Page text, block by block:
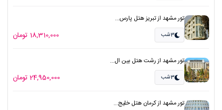
تور مشهد از تبریز هتل پارس...
3شب 18,310,000 تومان
تور مشهد از رشت هتل بین ال...
3شب 24,950,000 تومان
تور مشهد از کرمان هتل خلیج...